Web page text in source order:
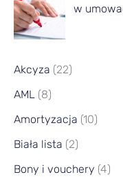
w
Akcyza (22)
AML (8)
Amortyzacja (10)
Biała lista (2)
Bony i vouchery (4)